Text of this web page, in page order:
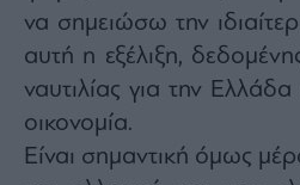
By
submitting
your
email,
agree
our
and
Privacy
να σημειώσω την
αυτή η εξέλιξη,
ναυτιλίας για την Ελλάδα
οικονομία.
Είναι σημαντική όμως